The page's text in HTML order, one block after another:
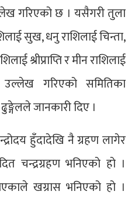
उल्लेख गरिएको छ । यसैगरी तुला
सुख, धनु राशिलाई चिन्ता,
श्रीप्राप्ति र मीन राशिलाई
गरिएको समितिका
जानकारी दिए ।
हुँदादेखि नै ग्रहण लागेर
चन्द्रग्रहण भनिएको हो ।
खग्रास भनिएको हो ।